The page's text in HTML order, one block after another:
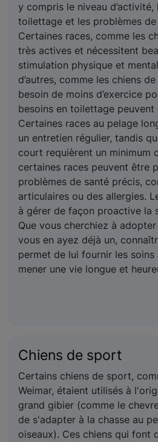
y compris le niveau d’activité,
toilettage et les problèmes
Certaines races, comme les
très actives et nécessitent
stimulation physique et
d’autres, comme les chiens
besoin de moins d’exercice
besoins en toilettage peuvent
Certaines races au pelage
un entretien régulier, tandis
court requièrent un minimum
certaines races peuvent être
problèmes de santé précis,
articulaires ou des allergies.
à gérer de façon proactive la
Que vous cherchiez à
vous en ayez déjà un,
permet de lui fournir les
mener une vie longue et
Chiens de sport
Certains chiens de sport,
Weimar, étaient utilisés à
grand gibier (comme le
de s'adapter à la chasse au
oiseaux). Ces chiens qui font